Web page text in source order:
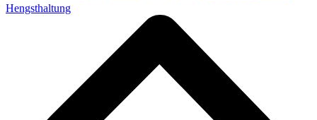
Hengsthaltung